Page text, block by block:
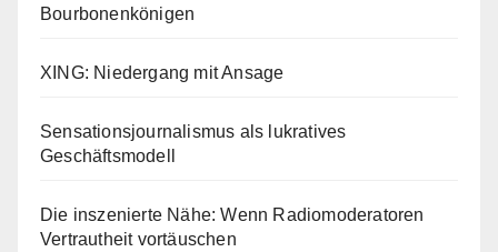
Bourbonenkönigen
XING: Niedergang mit Ansage
Sensationsjournalismus als lukratives
Geschäftsmodell
Die inszenierte Nähe: Wenn Radiomoderatoren
Vertrautheit vortäuschen